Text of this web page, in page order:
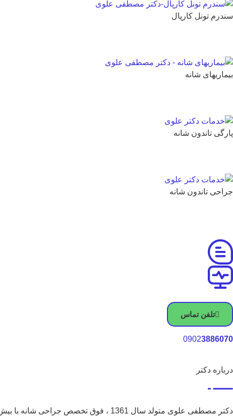
سندرم تونل کارپال
بیماریهای شانه
پارگی تاندون شانه
جراحی تاندون شانه
تلفن تماس
09023886070
درباره دکتر